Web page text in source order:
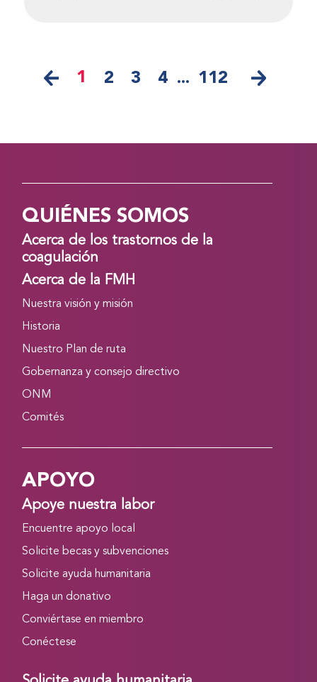
1 2 3 4 ... 112
QUIÉNES SOMOS
Acerca de los trastornos de la
coagulación
Acerca de la FMH
Nuestra visión y misión
Historia
Nuestro Plan de ruta
Gobernanza y consejo directivo
ONM
Comités
APOYO
Apoye nuestra labor
Encuentre apoyo local
Solicite becas y subvenciones
Solicite ayuda humanitaria
Haga un donativo
Conviértase en miembro
Conéctese